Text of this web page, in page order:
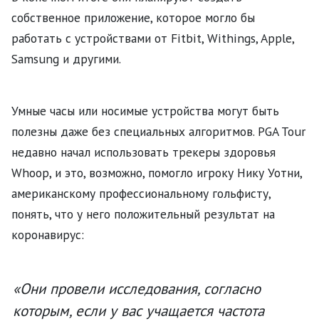
собственное приложение, которое могло бы
работать с устройствами от Fitbit, Withings, Apple,
Samsung и другими.
Умные часы или носимые устройства могут быть
полезны даже без специальных алгоритмов. PGA Tour
недавно начал использовать трекеры здоровья
Whoop, и это, возможно, помогло игроку Нику Уотни,
американскому профессиональному гольфисту,
понять, что у него положительный результат на
коронавирус:
«Они провели исследования, согласно
которым, если у вас учащается частота